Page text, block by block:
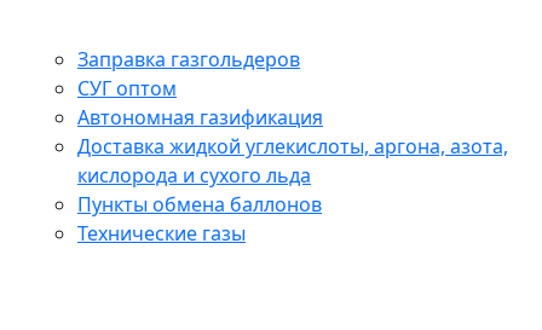
Заправка газгольдеров
СУГ оптом
Автономная газификация
Доставка жидкой углекислоты, аргона, азота,
кислорода и сухого льда
Пункты обмена баллонов
Технические газы